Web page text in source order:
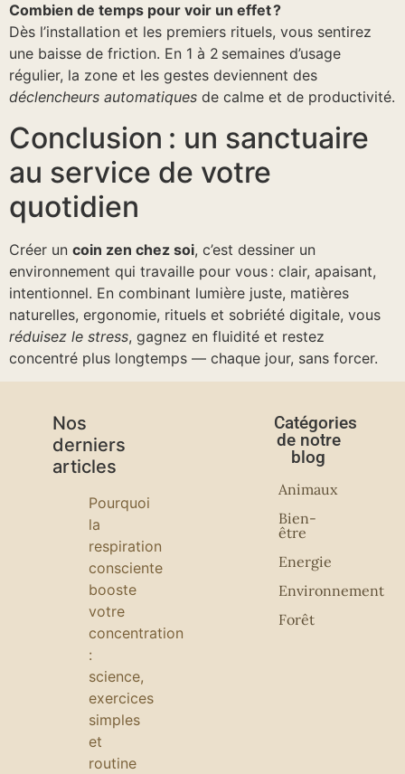
Combien de temps pour voir un effet ?
Dès l’installation et les premiers rituels, vous sentirez
une baisse de friction. En 1 à 2 semaines d’usage
régulier, la zone et les gestes deviennent des
déclencheurs automatiques de calme et de productivité.
Conclusion : un sanctuaire
au service de votre
quotidien
Créer un coin zen chez soi, c’est dessiner un
environnement qui travaille pour vous : clair, apaisant,
intentionnel. En combinant lumière juste, matières
naturelles, ergonomie, rituels et sobriété digitale, vous
réduisez le stress, gagnez en fluidité et restez
concentré plus longtemps — chaque jour, sans forcer.
Nos
derniers
articles
Pourquoi
la
respiration
consciente
booste
votre
concentration
:
science,
exercices
simples
et
routine
Catégories
de notre
blog
Animaux
Bien-
être
Energie
Environnement
Forêt